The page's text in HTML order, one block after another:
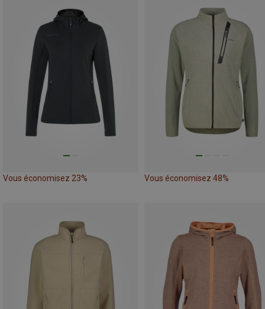
Vous économisez 23% Vous économisez 48%